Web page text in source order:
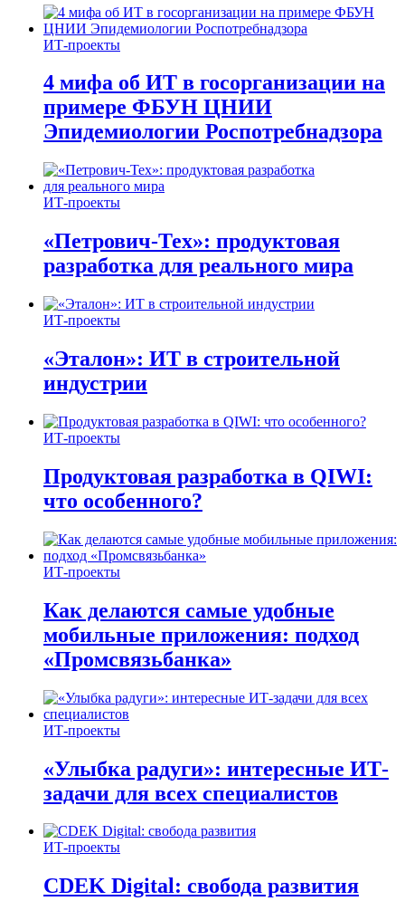
ИТ-проекты
4 мифа об ИТ в госорганизации на
примере ФБУН ЦНИИ
Эпидемиологии Роспотребнадзора
ИТ-проекты
«Петрович-Тех»: продуктовая
разработка для реального мира
ИТ-проекты
«Эталон»: ИТ в строительной
индустрии
ИТ-проекты
Продуктовая разработка в QIWI:
что особенного?
ИТ-проекты
Как делаются самые удобные
мобильные приложения: подход
«Промсвязьбанка»
ИТ-проекты
«Улыбка радуги»: интересные ИТ-
задачи для всех специалистов
ИТ-проекты
CDEK Digital: свобода развития